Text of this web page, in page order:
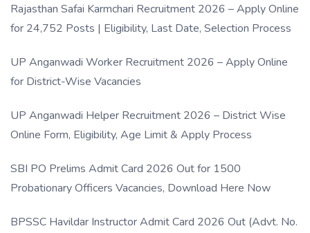
Rajasthan Safai Karmchari Recruitment 2026 – Apply Online
for 24,752 Posts | Eligibility, Last Date, Selection Process
UP Anganwadi Worker Recruitment 2026 – Apply Online
for District-Wise Vacancies
UP Anganwadi Helper Recruitment 2026 – District Wise
Online Form, Eligibility, Age Limit & Apply Process
SBI PO Prelims Admit Card 2026 Out for 1500
Probationary Officers Vacancies, Download Here Now
BPSSC Havildar Instructor Admit Card 2026 Out (Advt. No.